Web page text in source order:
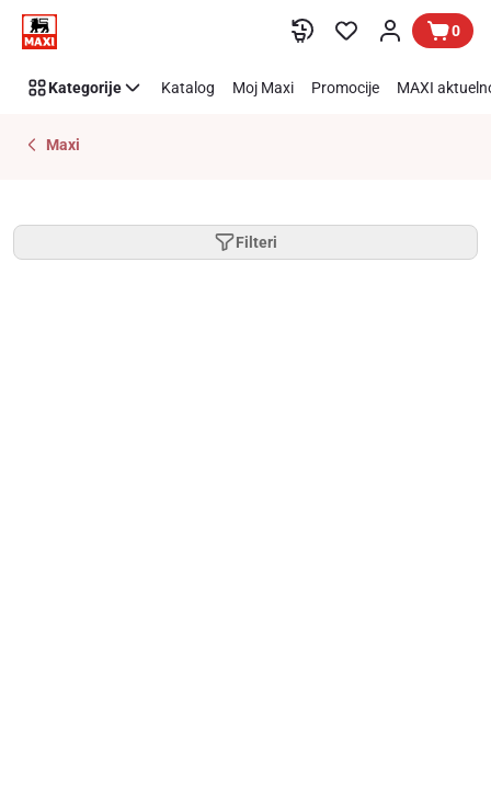
Preskoči link 0
Kategorije Katalog Moj Maxi Promocije MAXI
Maxi
Filteri